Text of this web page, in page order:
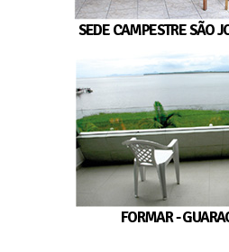
SEDE CAMPESTRE SÃO
FORMAR -